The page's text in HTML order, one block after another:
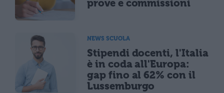
prove e commissioni
NEWS SCUOLA
Stipendi docenti, l'Italia
è in coda all'Europa:
gap fino al 62% con il
Lussemburgo